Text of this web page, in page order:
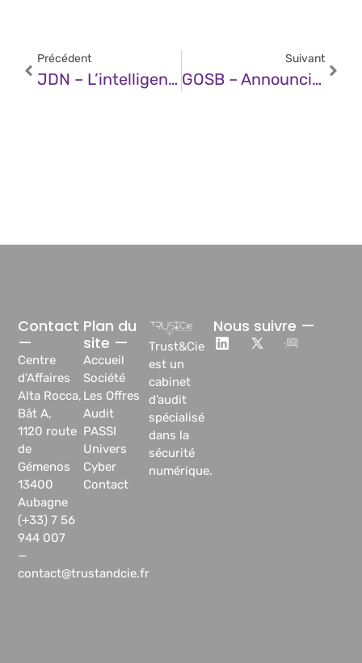
Précédent
JDN – L’intelligence Artificielle : La Révolution Nécessaire Pour Une Production Audiovisuelle Durable
Suivant
GOSB – Announcing OSV-Scanner V2: Vulnerability Scanner And Remediation Tool For Open Source
Trust&Cie
est un
cabinet
d’audit
spécialisé
dans la
sécurité
numérique.
Plan du
site —
Accueil
Société
Les Offres
Audit
PASSI
Univers
Cyber
Contact
Contact
—
Centre
d’Affaires
Alta Rocca,
Bât A,
1120 route
de
Gémenos
13400
Aubagne
(+33) 7 56
944 007
—
contact@trustandcie.fr
Nous suivre —